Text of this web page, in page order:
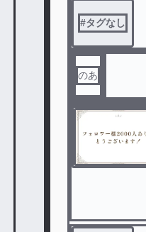
#タグなし
のあ